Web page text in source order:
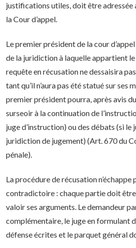
justifications utiles, doit être adressée
la Cour d’appel.
Le premier président de la cour
de la juridiction à laquelle appartient le
requête en récusation ne dessaisira
tant qu’il n’aura pas été statué sur ses
premier président pourra, après avis
surseoir à la continuation de
juge d’instruction) ou des débats (si le
juridiction de jugement) (Art. 670 du
pénale).
La procédure de récusation n’échappe
contradictoire : chaque partie doit
valoir ses arguments. Le demandeur
complémentaire, le juge en formulant
défense écrites et le parquet général